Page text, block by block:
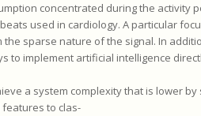
concentrated during the activity
used in cardiology. A particular
sparse nature of the signal. In
to implement artificial intelligence
a system complexity that is lower by
to clas-